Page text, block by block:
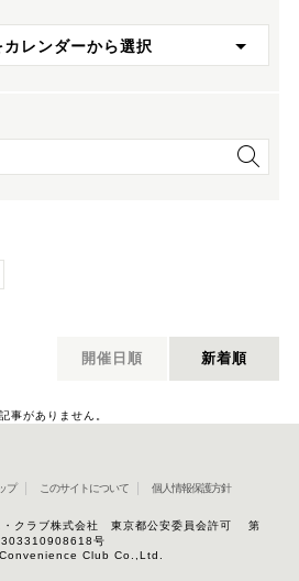
カレンダーから選択
開催日順 新着順
記事がありません。
プ このサイトについて 個人情報保護方針
・クラブ株式会社 東京都公安委員会許可 第
303310908618号
Club Co.,Ltd.